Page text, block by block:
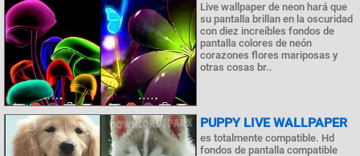
Live wallpaper de neon hará que
su pantalla brillan en la oscuridad
con diez increíbles fondos de
pantalla colores de neón
corazones flores mariposas y
otras cosas br..
PUPPY LIVE WALLPAPER
es totalmente compatible. Hd
fondos de pantalla compatible